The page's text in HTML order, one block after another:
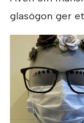
glasögon ger